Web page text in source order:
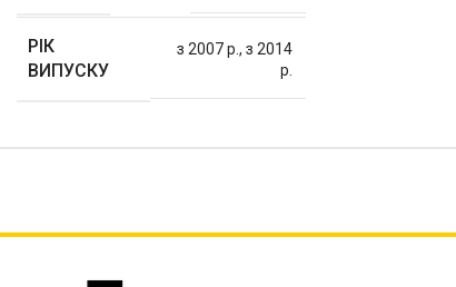
РІК
ВИПУСКУ
з 2007 р. , з 2014
р.